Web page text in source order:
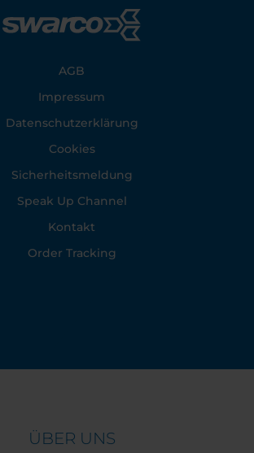
AGB
Impressum
Datenschutzerklärung
Cookies
Sicherheitsmeldung
Speak Up Channel
Kontakt
Order Tracking
ÜBER UNS